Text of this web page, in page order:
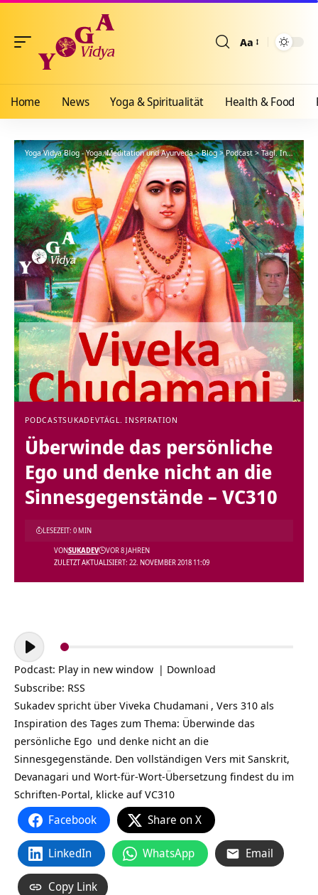
Aa
Home News Yoga & Spiritualität Health & Food
Yoga Vidya Blog - Yoga, Meditation und Ayurveda>Blog>Podcast>Tägl. Inspiration
PODCASTSUKADEVTÄGL. INSPIRATION
Überwinde das persönliche
Ego und denke nicht an die
Sinnesgegenstände – VC310
ZULETZT AKTUALISIERT: 22. NOVEMBER 2018 11:09
VONSUKADEV VOR 8 JAHREN
LESEZEIT: 0 MIN
Audio-
Player
Podcast: Play in new window | Download
Subscribe: RSS
Sukadev spricht über Viveka Chudamani , Vers 310 als
Inspiration des Tages zum Thema: Überwinde das
persönliche Ego und denke nicht an die
Sinnesgegenstände. Den vollständigen Vers mit Sanskrit,
Devanagari und Wort-für-Wort-Übersetzung findest du im
Schriften-Portal, klicke aufVC310
Facebook Share on X
LinkedIn WhatsApp Email
Copy Link